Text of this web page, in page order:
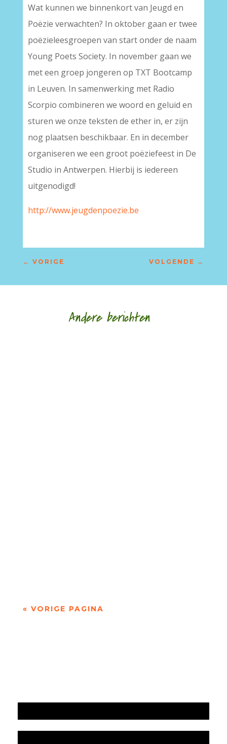
Wat kunnen we binnenkort van Jeugd en
Poëzie verwachten? In oktober gaan er twee
poëzieleesgroepen van start onder de naam
Young Poets Society. In november gaan we
met een groep jongeren op TXT Bootcamp
in Leuven. In samenwerking met Radio
Scorpio combineren we woord en geluid en
sturen we onze teksten de ether in, er zijn
nog plaatsen beschikbaar. En in december
organiseren we een groot poëziefeest in De
Studio in Antwerpen. Hierbij is iedereen
uitgenodigd!
http://www.jeugdenpoezie.be
← VORIGE VOLGENDE →
Andere berichten
« VORIGE PAGINA